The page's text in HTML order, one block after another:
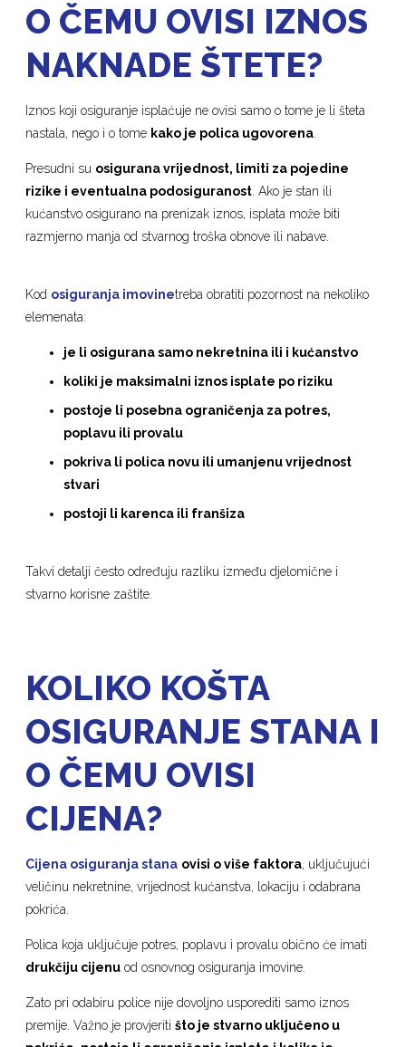
O ČEMU OVISI IZNOS
NAKNADE ŠTETE?
Iznos koji osiguranje isplaćuje ne ovisi samo o tome je li šteta
nastala, nego i o tome kako je polica ugovorena
Presudni su osigurana vrijednost, limiti za pojedine
rizike i eventualna podosiguranost . Ako je stan ili
kućanstvo osigurano na prenizak iznos, isplata može biti
razmjerno manja od stvarnog troška obnove ili nabave.
Kod osiguranja imovinetreba obratiti pozornost na nekoliko
elemenata:
je li osigurana samo nekretnina ili i kućanstvo
koliki je maksimalni iznos isplate po riziku
postoje li posebna ograničenja za potres,
poplavu ili provalu
pokriva li polica novu ili umanjenu vrijednost
stvari
postoji li karenca ili franšiza
Takvi detalji često određuju razliku između djelomične i
stvarno korisne zaštite.
KOLIKO KOŠTA
OSIGURANJE STANA I
O ČEMU OVISI
CIJENA?
Cijena osiguranja stana ovisi o više faktora, uključujući
veličinu nekretnine, vrijednost kućanstva, lokaciju i odabrana
pokrića.
Polica koja uključuje potres, poplavu i provalu obično će imati
drukčiju cijenu od osnovnog osiguranja imovine.
Zato pri odabiru police nije dovoljno usporediti samo iznos
premije. Važno je provjeritišto je stvarno uključeno u